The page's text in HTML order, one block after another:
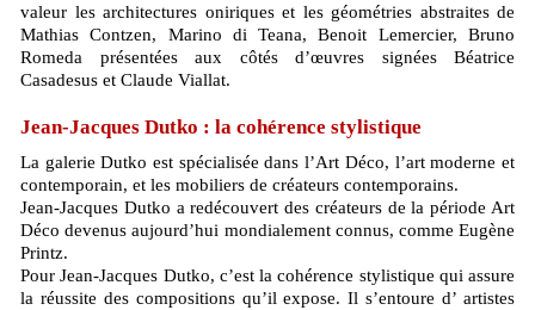
valeur les architectures oniriques et les géométries abstraites de
Mathias Contzen, Marino di Teana, Benoit Lemercier, Bruno
Romeda présentées aux côtés d’œuvres signées Béatrice
Casadesus et Claude Viallat.
Jean-Jacques Dutko : la cohérence stylistique
La galerie Dutko est spécialisée dans l’Art Déco, l’art moderne et
contemporain, et les mobiliers de créateurs contemporains.
Jean-Jacques Dutko a redécouvert des créateurs de la période Art
Déco devenus aujourd’hui mondialement connus, comme Eugène
Printz.
Pour Jean-Jacques Dutko, c’est la cohérence stylistique qui assure
la réussite des compositions qu’il expose. Il s’entoure d’ artistes